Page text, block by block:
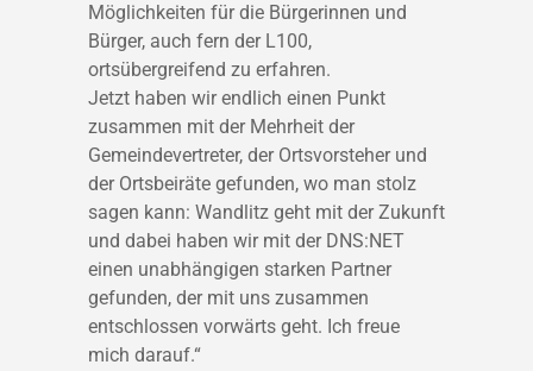
Möglichkeiten für die Bürgerinnen und
Bürger, auch fern der L100,
ortsübergreifend zu erfahren.
Jetzt haben wir endlich einen Punkt
zusammen mit der Mehrheit der
Gemeindevertreter, der Ortsvorsteher und
der Ortsbeiräte gefunden, wo man stolz
sagen kann: Wandlitz geht mit der Zukunft
und dabei haben wir mit der DNS:NET
einen unabhängigen starken Partner
gefunden, der mit uns zusammen
entschlossen vorwärts geht. Ich freue
mich darauf.“